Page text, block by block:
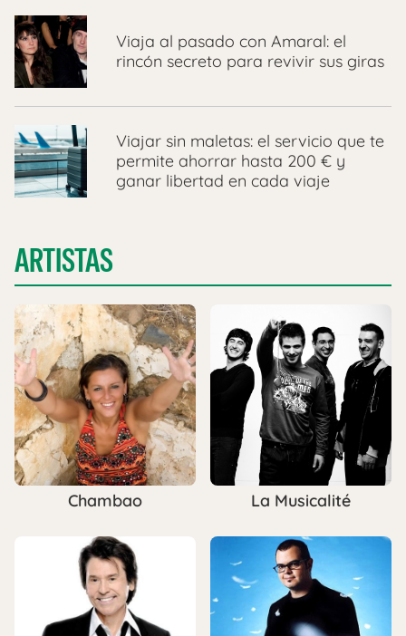
Viaja al pasado con Amaral: el
rincón secreto para revivir sus giras
Viajar sin maletas: el servicio que te
permite ahorrar hasta 200 € y
ganar libertad en cada viaje
ARTISTAS
Chambao La Musicalité